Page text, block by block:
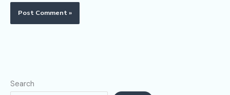
Search